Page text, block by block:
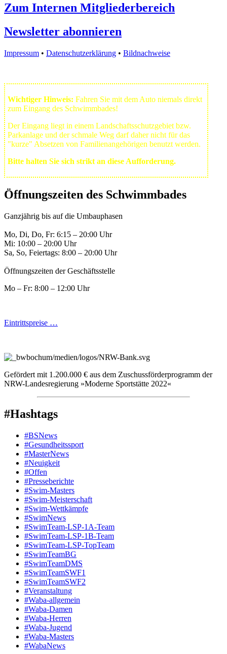
Zum Internen Mitgliederbereich
Newsletter abonnieren
Impressum • Datenschutzerklärung • Bildnachweise
Wichtiger Hinweis: Fahren Sie mit dem Auto niemals direkt
zum Eingang des Schwimmbades!
Der Eingang liegt in einem Landschafts­schutzgebiet bzw.
Park­anlage und der schmale Weg darf daher nicht für das
"kurze" Absetzen von Familienangehörigen benutzt werden.
Bitte halten Sie sich strikt an diese Aufforderung.
Öffnungszeiten des Schwimmbades
Ganzjährig bis auf die Umbauphasen
Mo, Di, Do, Fr: 6:15 – 20:00 Uhr
Mi: 10:00 – 20:00 Uhr
Sa, So, Feiertags: 8:00 – 20:00 Uhr
Öffnungszeiten der Geschäftsstelle
Mo – Fr: 8:00 – 12:00 Uhr
Eintrittspreise …
Gefördert mit 1.200.000 € aus dem Zuschussförderprogramm der
NRW-Landesregierung »Moderne Sportstätte 2022«
#Hashtags
#BSNews
#Gesundheitssport
#MasterNews
#Neuigkeit
#Offen
#Presse­berichte
#Swim-Masters
#Swim-Meister­schaft
#Swim-Wett­kämpfe
#SwimNews
#SwimTeam-LSP-1A-Team
#SwimTeam-LSP-1B-Team
#SwimTeam-LSP-TopTeam
#SwimTeamBG
#SwimTeamDMS
#SwimTeamSWF1
#SwimTeamSWF2
#Veranstaltung
#Waba-allgemein
#Waba-Damen
#Waba-Herren
#Waba-Jugend
#Waba-Masters
#WabaNews